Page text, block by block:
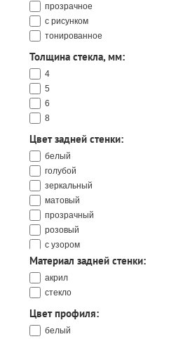
50
55
60
62
67
прозрачное
с рисунком
тонированное
Толщина стекла, мм:
4
5
6
8
Цвет задней стенки:
белый
голубой
зеркальный
матовый
прозрачный
розовый
с узором
серый
черный
Материал задней стенки:
акрил
стекло
Цвет профиля:
белый